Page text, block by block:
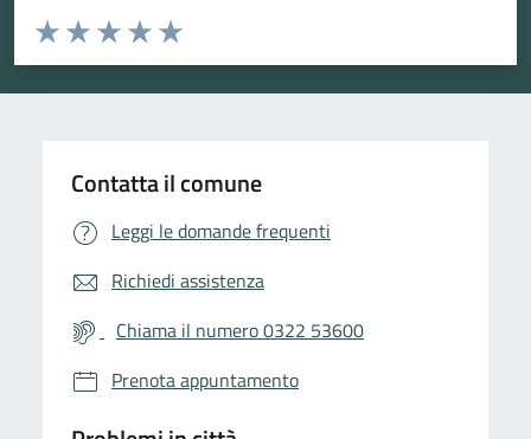
Valuta da 1 a 5 stelle la pagina
Valuta 5 stelle su 5
Valuta 4 stelle su 5
Valuta 3 stelle su 5
Valuta 2 stelle su 5
Valuta 1 stelle su 5
Contatta il comune
Leggi le domande frequenti
Richiedi assistenza
Chiama il numero 0322 53600
Prenota appuntamento